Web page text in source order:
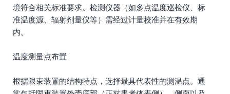
境符合相关标准要求。检测仪器（如多点温度巡检仪、标
准温度源、辐射剂量仪等）需经过计量校准并在有效期
内。
温度测量点布置
根据限束装置的结构特点，选择最具代表性的测温点。通